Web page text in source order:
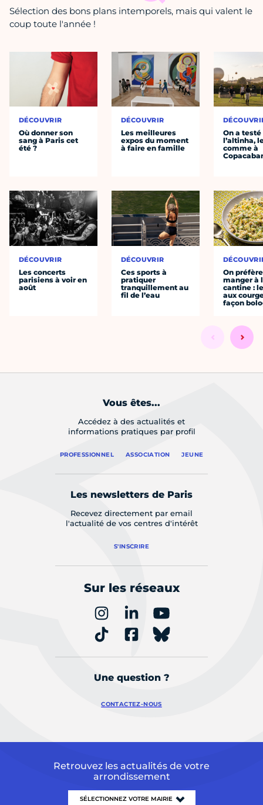
Sélection des bons plans intemporels, mais qui valent le
coup toute l'année !
DÉCOUVRIR
Où donner son
sang à Paris cet
été ?
DÉCOUVRIR
Les concerts
parisiens à voir en
août
DÉCOUVRIR
Les meilleures
expos du moment
à faire en famille
DÉCOUVRIR
Ces sports à
pratiquer
tranquillement au
fil de l’eau
On a testé
l’altinha,
comme à
On préfère
manger à
cantine :
aux
façon
Vous êtes...
Accédez à des actualités et
informations pratiques par profil
PROFESSIONNEL ASSOCIATION JEUNE
Les newsletters de Paris
Recevez directement par email
l'actualité de vos centres d'intérêt
S'INSCRIRE
Sur les réseaux
Une question ?
CONTACTEZ-NOUS
Retrouvez les actualités de votre
arrondissement